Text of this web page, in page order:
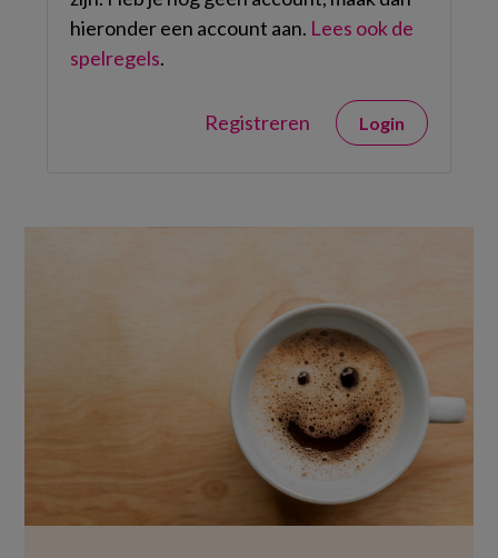
hieronder een account aan. Lees ook de
spelregels.
Registreren Login